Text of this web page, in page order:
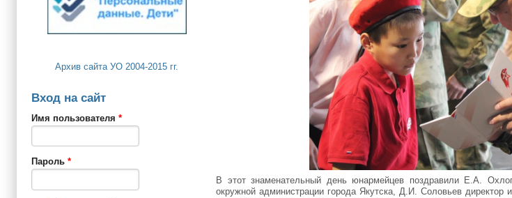
Архив сайта УО 2004-2015 гг.
Вход на сайт
Имя пользователя *
Пароль *
В этот знаменательный день юнармейцев поздравили Е.А.
окружной администрации города Якутска, Д.И. Соловьев директор